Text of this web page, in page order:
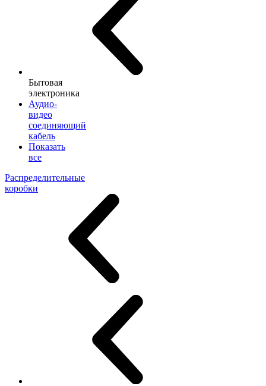
Бытовая
электроника
Аудио-
видео
соединяющий
кабель
Показать
все
Распределительные
коробки